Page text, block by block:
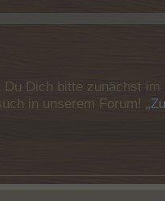
Dich bitte zunächst im
in unserem Forum!